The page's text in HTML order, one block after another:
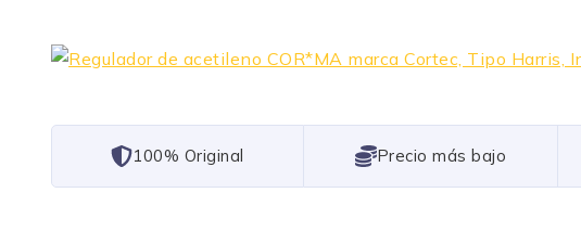
101% Original Lowest Price